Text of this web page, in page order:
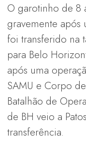
O garotinho de 8
gravemente
foi transferido na
para Belo
após uma
SAMU e Corpo
Batalhão de
de BH veio a
transferência.